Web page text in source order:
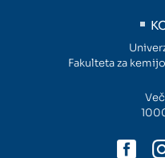
Fakulteta za